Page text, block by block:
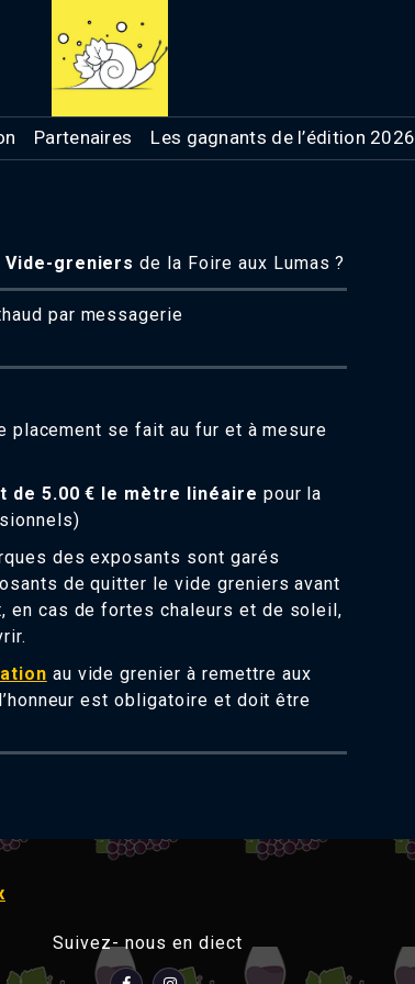
Partenaires Les gagnants de l’édition 2026
Vide-greniers de la Foire aux Lumas ?
par messagerie
placement se fait au fur et à mesure
de 5.00 € le mètre linéaire pour la
des exposants sont garés
de quitter le vide greniers avant
en cas de fortes chaleurs et de soleil,
au vide grenier à remettre aux
est obligatoire et doit être
Suivez- nous en diect